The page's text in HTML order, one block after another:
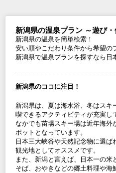
新潟県の温泉プラン ～遊び
新潟県の温泉を簡単検索！
安い順やこだわり条件から希望の
新潟県で温泉プランを探すなら日
新潟県のココに注目！
新潟県は、夏は海水浴、冬はス
喫できるアクティビティが充実し
なかでも苗場スキー場は近年海外
ポットとなっています。
日本三大峡谷や天然記念物に選
観光地としてオススメです。
また、新潟と言えば、日本一の
そば、おやきなどの郷土料理や